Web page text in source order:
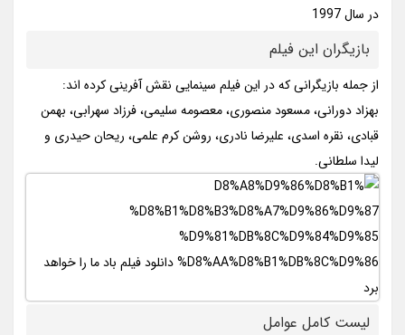
در سال 1997
بازیگران این فیلم
از جمله بازیگرانی که در این فیلم سینمایی نقش آفرینی کرده اند:
بهزاد دورانی، مسعود منصوری، معصومه سلیمی، فرزاد سهرابی، بهمن
قبادی، نقره اسدی، علیرضا نادری، روشن کرم علمی، ریحان حیدری و
لیدا سلطانی.
لیست کامل عوامل